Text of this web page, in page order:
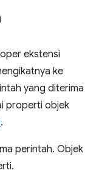
ekstensi
ke
yang diterima
properti objek
.
perintah. Objek